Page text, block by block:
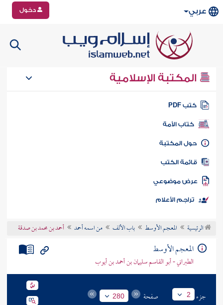
عربي دخول
المكتبة الإسلامية
كتب PDF
كتاب الأمة
المكتبة
الكتب
موضوعي
تراجم الأعلام
الرئيسية المعجم الأوسط باب الألف من اسمه أحمد أحمد بن محمد بن صدقة
المعجم الأوسط
الطبراني - أبو القاسم سليمان بن أحمد بن أيوب
جزء 2 صفحة 280